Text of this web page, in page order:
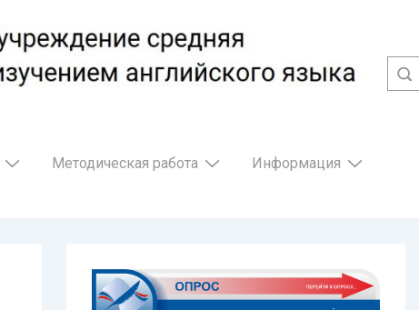
Методическая работа Информация